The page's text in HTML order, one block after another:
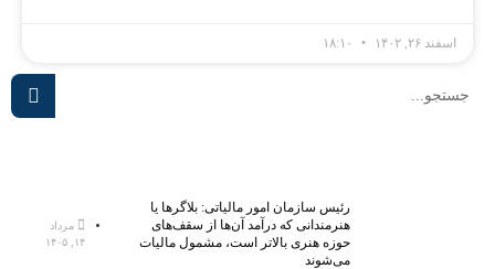
اسفند ۲۶, ۱۴۰۲
رئیس سازمان امور مالیاتی: بلاگر‌ها یا
هنرمندانی که درآمد آن‌ها از سقف‌های
حوزه هنری بالاتر است، مشمول مالیات
می‌شوند
مرداد
۱۴, ۱۴۰۵